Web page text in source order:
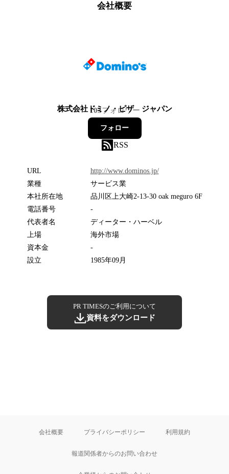
会社概要
株式会社ドミノ・ピザ ジャパン
103フォロワー
フォロー
RSS
URL
http://www.dominos.jp/
業種
サービス業
本社所在地
品川区上大崎2-13-30 oak meguro 6F
電話番号
-
代表者名
ディーター・ハーベル
上場
海外市場
資本金
-
設立
1985年09月
PR TIMESのご利用について
資料をダウンロード
会社概要 プライバシーポリシー 利用規約
報道関係者からのお問い合わせ